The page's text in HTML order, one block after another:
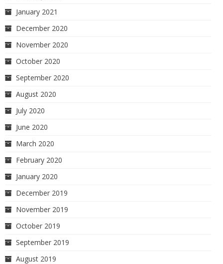
January 2021
December 2020
November 2020
October 2020
September 2020
August 2020
July 2020
June 2020
March 2020
February 2020
January 2020
December 2019
November 2019
October 2019
September 2019
August 2019